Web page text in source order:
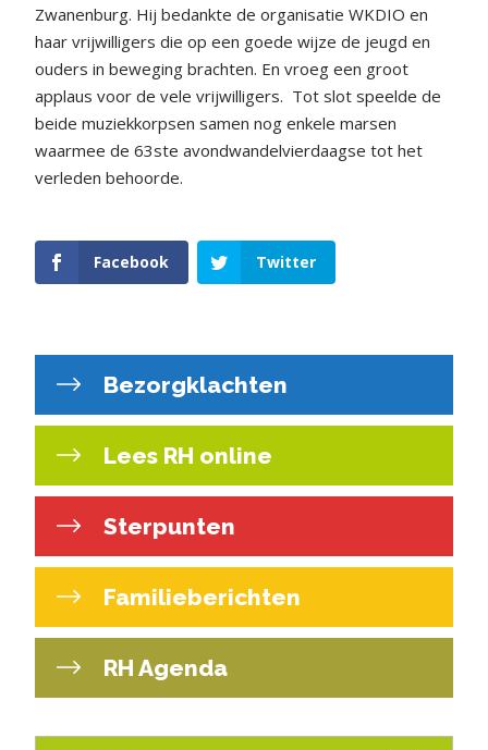
Zwanenburg. Hij bedankte de organisatie WKDIO en
haar vrijwilligers die op een goede wijze de jeugd en
ouders in beweging brachten. En vroeg een groot
applaus voor de vele vrijwilligers. Tot slot speelde de
beide muziekkorpsen samen nog enkele marsen
waarmee de 63ste avondwandelvierdaagse tot het
verleden behoorde.
Facebook Twitter
Bezorgklachten
Lees RH online
Sterpunten
Familieberichten
RH Agenda